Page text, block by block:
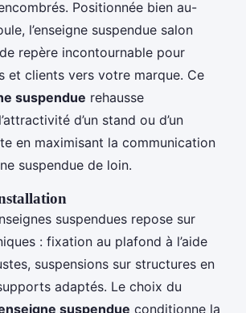
Positionnée bien au-
l’enseigne suspendue salon
repère incontournable pour
et clients vers votre marque. Ce
suspendue rehausse
d’un stand ou d’un
en maximisant la communication
suspendue de loin.
suspendues repose sur
: fixation au plafond à l’aide
suspensions sur structures en
adaptés. Le choix du
suspendue conditionne la